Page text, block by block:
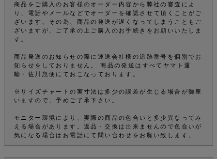
商品をご購入のお客様のオーダー内容から弊社の審査によ
り、電話やメールなどでオーダーを確認させて頂くことがご
ざいます。その為、商品の発送が遅くなってしまうこともご
ざいますが、ご了承の上ご購入のお手続きをお願いいたしま
す。
商品発送のお知らせの際に運送会社様の追跡番号を個別でお
知らせをしておりません。 商品の発送はすべてヤマト運
輸・佐川急便にておこなっております。
※サイズチャートの実寸法は多少の誤差が生じる場合が御座
いますので、予めご了承下さい。
モニター環境により、実際の商品の色合いと多少異なってみ
える場合があります。返品・交換は出来ませんので色合いが
気になる場合はお電話にて問い合わせをお願い致します。